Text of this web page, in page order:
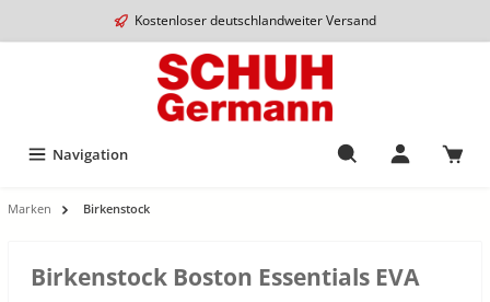
Kostenloser deutschlandweiter Versand
Navigation
Marken Birkenstock
Birkenstock Boston Essentials EVA